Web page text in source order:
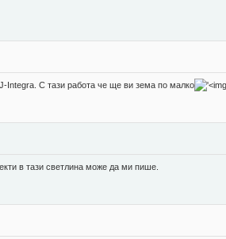
Integra. С тази работа че ще ви зема по малко
в тази светлина може да ми пише.